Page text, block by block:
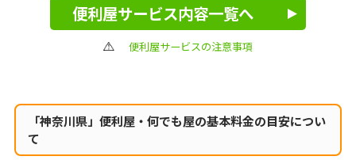
便利屋サービス内容一覧へ
便利屋サービスの注意事項
「神奈川県」便利屋・何でも屋の基本料金の目安につい
て